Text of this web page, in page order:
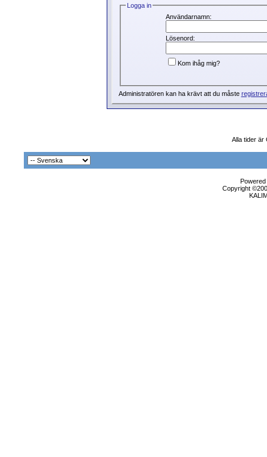
Logga in
Användarnamn:
Lösenord:
Kom ihåg mig?
Administratören kan ha krävt att du måste
Alla tider är
Copyright